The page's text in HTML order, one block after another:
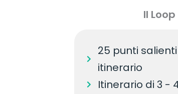
Il Loop
25 punti
itinerario
Itinerario di 3 -